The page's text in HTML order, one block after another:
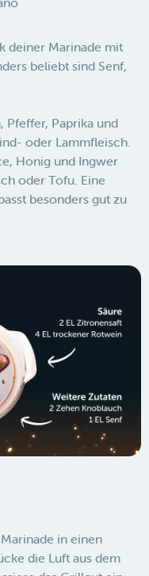
deiner Marinade mit
beliebt sind Senf,
Pfeffer, Paprika und
oder Lammfleisch.
Honig und Ingwer
oder Tofu. Eine
besonders gut zu
in einen
die Luft aus dem